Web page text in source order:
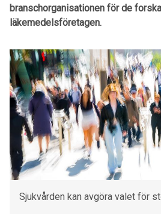
branschorganisationen för de
läkemedelsföretagen.
Sjukvården kan avgöra valet för